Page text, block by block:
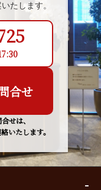
たします。
合せ
せは、
いたします。